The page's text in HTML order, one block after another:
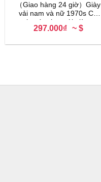
（Giao hàng 24 giờ）Giày
vải nam và nữ 1970s Cỏ
xanh mùa thu mới giày cao
gót giải trí
297.000₫ ~ $